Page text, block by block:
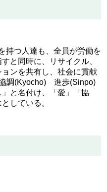
持つ人達も、全員が労働を
と同時に、リサイクル、
ンを共有し、社会に貢献
調(Kyocho) 進歩(Sinpo)
と名付け、「愛」「協
している。